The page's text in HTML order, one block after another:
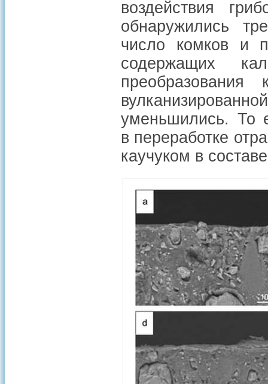
воздействия
обнаружились
число комков и
содержащих
уменьшились. То
в переработке
каучуком в